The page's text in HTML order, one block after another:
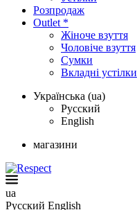
Розпродаж
Outlet *
Жіноче взуття
Чоловіче взуття
Сумки
Вкладні устілки
Українська (ua)
Русский
English
магазини
ua
Русский English